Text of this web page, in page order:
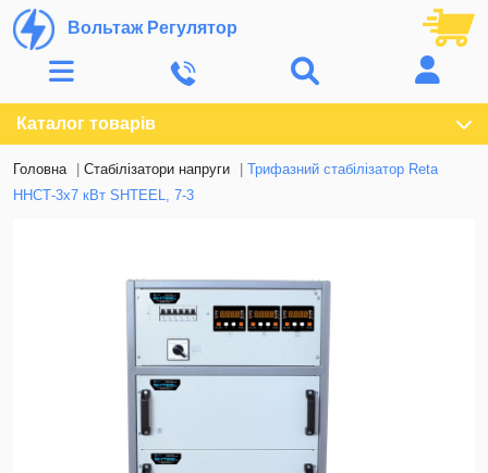
Вольтаж Регулятор
Каталог товарів
Головна Стабілізатори напруги
Трифазний стабілізатор Reta
ННСТ-3х7 кВт SHTEEL, 7-3